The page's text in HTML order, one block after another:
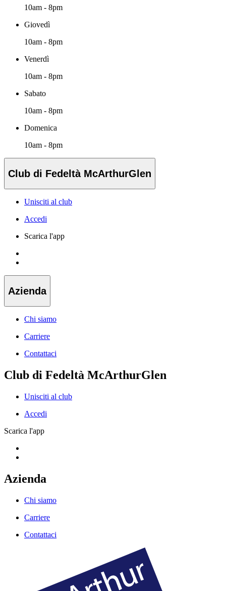
10am - 8pm
Giovedì
10am - 8pm
Venerdì
10am - 8pm
Sabato
10am - 8pm
Domenica
10am - 8pm
Club di Fedeltà McArthurGlen
Unisciti al club
Accedi
Scarica l'app
Azienda
Chi siamo
Carriere
Contattaci
Club di Fedeltà McArthurGlen
Unisciti al club
Accedi
Scarica l'app
Azienda
Chi siamo
Carriere
Contattaci